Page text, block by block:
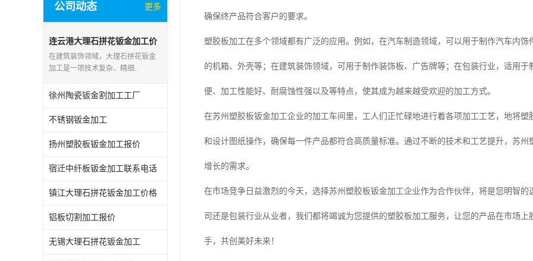
公司动态 更多
连云港大理石拼花钣金加工价
格
在建筑装饰领域，大理石拼花钣金
加工是一项技术复杂、精细..
徐州陶瓷钣金割加工工厂
不锈钢钣金加工
扬州塑胶板钣金加工报价
宿迁中纤板钣金加工联系电话
镇江大理石拼花钣金加工价格
铝板切割加工报价
无锡大理石拼花钣金加工
确保终产品符合客户的要求。
塑胶板加工在多个领域都有广泛的应用。例如，在汽车制造领域，可以用于制作汽车内
的机箱、外壳等；在建筑装饰领域，可用于制作装饰板、广告牌等；在包装行业，适用
便、加工性能好、耐腐蚀性强以及等特点，使其成为越来越受欢迎的加工方式。
在苏州塑胶板钣金加工企业的加工车间里，工人们正忙碌地进行着各项加工工艺，地将
和设计图纸操作，确保每一件产品都符合高质量标准。通过不断的技术和工艺提升，苏
增长的需求。
在市场竞争日益激烈的今天，选择苏州塑胶板钣金加工企业作为合作伙伴，将是您明智
司还是包装行业从业者，我们都将竭诚为您提供的塑胶板加工服务，让您的产品在市场
手，共创美好未来！